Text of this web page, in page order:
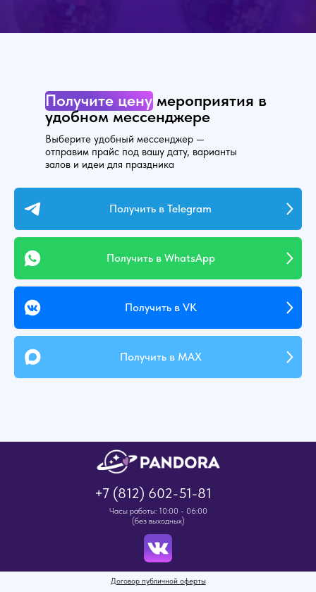
Выберите удобный мессенджер —
отправим прайс под вашу дату, варианты
залов и идеи для праздника
Получите цену мероприятия в
удобном мессенджере
Получить в Telegram
Получить в WhatsApp
Получить в VK
Получить в MAX
Часы работы: 10:00 - 06:00
(без выходных)
Договор публичной оферты
+7 (812) 602-51-81